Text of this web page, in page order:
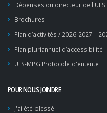
Dépenses du directeur de l'UES
Brochures
Plan d’activités / 2026-2027 –
Plan pluriannuel d’accessibilité
UES-MPG Protocole d'entente
POUR NOUS JOINDRE
J'ai été blessé